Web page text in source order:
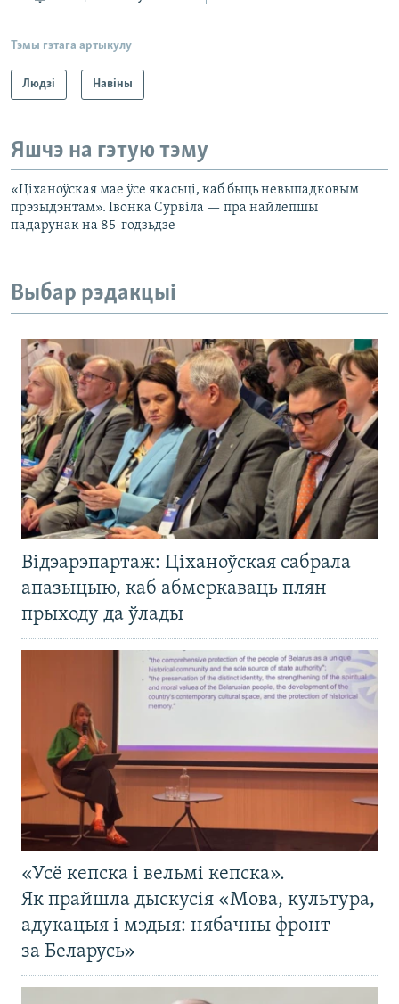
Тэмы гэтага артыкулу
Людзі Навіны
Яшчэ на гэтую тэму
«Ціханоўская мае ўсе якасьці, каб быць невыпадковым
прэзыдэнтам». Івонка Сурвіла — пра найлепшы
падарунак на 85-годзьдзе
Выбар рэдакцыі
Відэарэпартаж: Ціханоўская сабрала
апазыцыю, каб абмеркаваць плян
прыходу да ўлады
«Усё кепска і вельмі кепска».
Як прайшла дыскусія «Мова, культура,
адукацыя і мэдыя: нябачны фронт
за Беларусь»